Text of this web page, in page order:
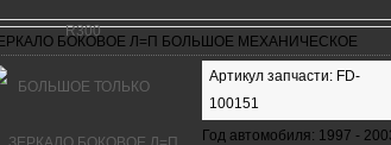
БОКОВОЕ Л=П БОЛЬШОЕ МЕХАНИЧЕСКОЕ
Артикул запчасти: FD-
100151
Год автомобиля: 1997 -